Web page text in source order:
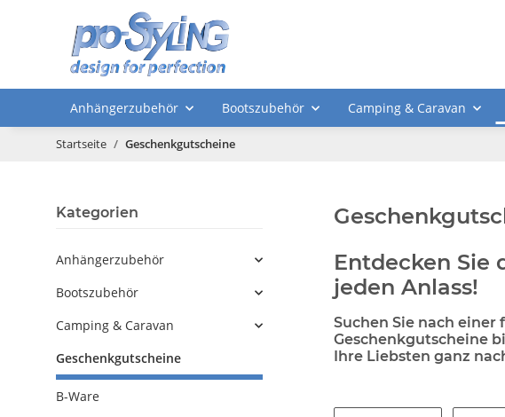
Anhängerzubehör Bootszubehör Camping & Caravan
Startseite Geschenkgutscheine
Entdecken Sie
jeden Anlass!
Suchen Sie nach
Geschenkgutscheine
Ihre Liebsten ganz
Kategorien
Anhängerzubehör
Bootszubehör
Camping & Caravan
Geschenkgutscheine
B-Ware